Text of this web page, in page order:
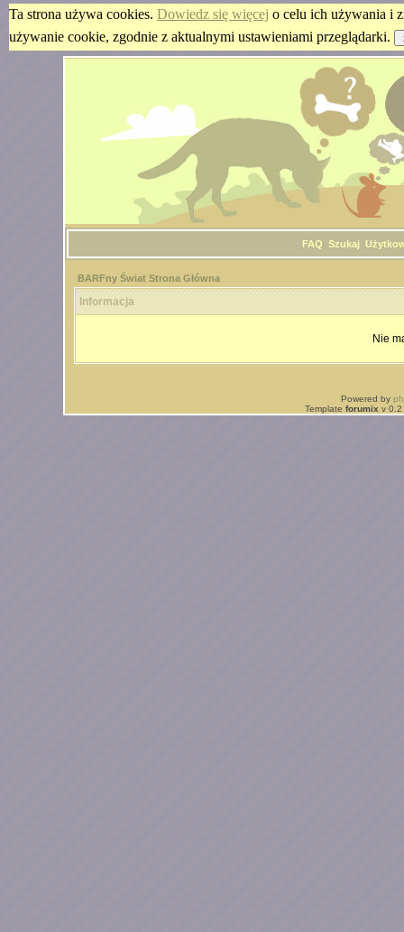
Ta strona używa cookies. Dowiedz się więcej o celu ich używania i
używanie cookie, zgodnie z aktualnymi ustawieniami przeglądarki.
FAQ Szukaj
BARFny Świat Strona Główna
Informacja
Nie
Powered by
Template forumix v 0.2